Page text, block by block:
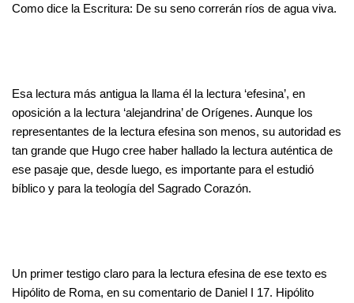
Como dice la Escritura: De su seno correrán ríos de agua viva.
Esa lectura más antigua la llama él la lectura ‘efesina’, en
oposición a la lectura ‘alejandrina’ de Orígenes. Aunque los
representantes de la lectura efesina son menos, su autoridad es
tan grande que Hugo cree haber hallado la lectura auténtica de
ese pasaje que, desde luego, es importante para el estudió
bíblico y para la teología del Sagrado Corazón.
Un primer testigo claro para la lectura efesina de ese texto es
Hipólito de Roma, en su comentario de Daniel I 17. Hipólito